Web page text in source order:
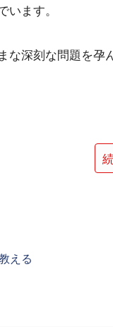
ます。
な深刻な問題を孕
える